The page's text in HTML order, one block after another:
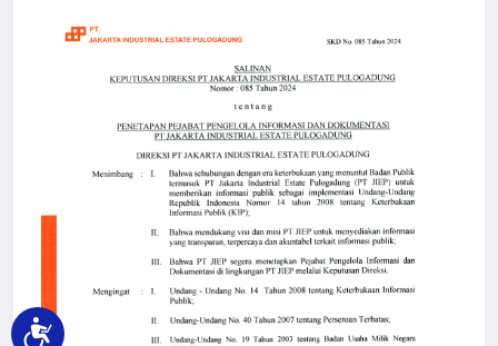
Accessibility